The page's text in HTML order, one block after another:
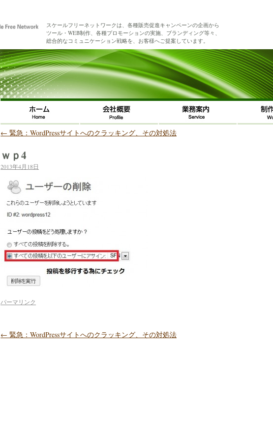
スケールフリーネットワークは、各種販売促進キャンペーンの企画から
ツール・WEB制作、各種プロモーションの実施、ブランディング等々、
総合的なコミュニケーション戦略を、お客様へご提案しています。
← 緊急：WordPressサイトへのクラッキング、その対処法
ｗｐ4
2013年4月18日
パーマリンク
← 緊急：WordPressサイトへのクラッキング、その対処法